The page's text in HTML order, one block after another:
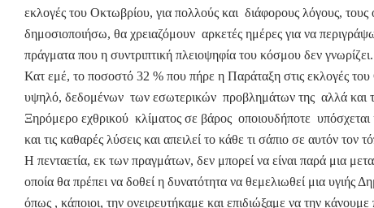
εκλογές του Οκτωβρίου, για πολλούς και διάφορους λόγους, τους
δημοσιοποιήσω, θα χρειαζόμουν αρκετές ημέρες για να
πράγματα που η συντριπτική πλειοψηφία του κόσμου δεν γνωρίζει.
Κατ εμέ, το ποσοστό 32 % που πήρε η Παράταξη στις εκλογές του
υψηλό, δεδομένων των εσωτερικών προβλημάτων της αλλά και
Ξηρόμερο εχθρικού κλίματος σε βάρος οποιουδήποτε υπόσχεται
και τις καθαρές λύσεις και απειλεί το κάθε τι σάπιο σε αυτόν τον
Η πενταετία, εκ των πραγμάτων, δεν μπορεί να είναι παρά μια
οποία θα πρέπει να δοθεί η δυνατότητα να θεμελιωθεί μια υγιής
όπως , κάποιοι, την ονειρευτήκαμε και επιδιώξαμε να την κάνουμε